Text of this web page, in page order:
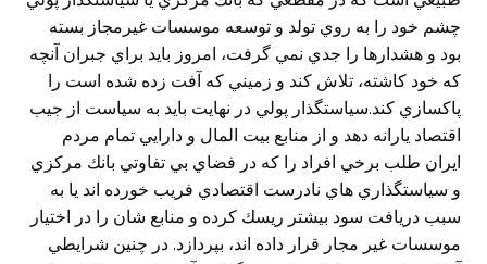
چشم خود را به روي تولد و توسعه موسسات غيرمجاز بسته
بود و هشدارها را جدي نمي گرفت، امروز بايد براي جبران آنچه
كه خود كاشته، تلاش كند و زميني كه آفت زده شده است را
پاكسازي كند.سياستگذار پولي در نهايت بايد به سياست از جيب
اقتصاد يارانه دهد و از منابع بيت المال و دارايي تمام مردم
ايران طلب برخي افراد را كه در فضاي بي تفاوتي بانك مركزي
و سياستگذاري هاي نادرست اقتصادي فريب خورده اند يا به
سبب دريافت سود بيشتر ريسك كرده و منابع شان را در اختيار
موسسات غير مجار قرار داده اند، بپردازد. در چنين شرايطي